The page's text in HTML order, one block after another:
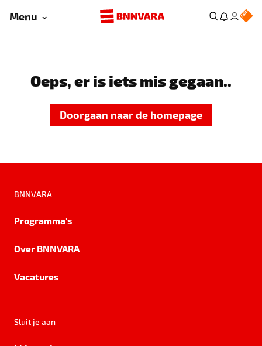
Menu
Oeps, er is iets mis gegaan..
Doorgaan naar de homepage
BNNVARA
Programma's
Over BNNVARA
Vacatures
Sluit je aan